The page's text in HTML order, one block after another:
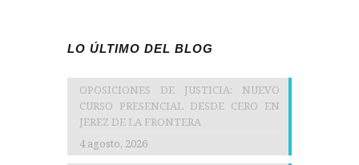
LO ÚLTIMO DEL BLOG
OPOSICIONES DE JUSTICIA: NUEVO
CURSO PRESENCIAL DESDE CERO EN
JEREZ DE LA FRONTERA
4 agosto, 2026